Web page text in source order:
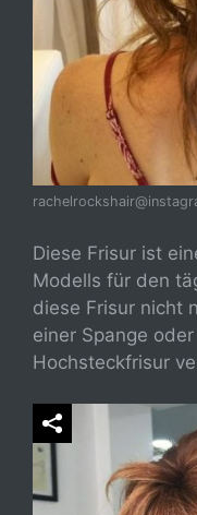
Diese Frisur ist
Modells für den
diese Frisur nicht
einer Spange
Hochsteckfrisur